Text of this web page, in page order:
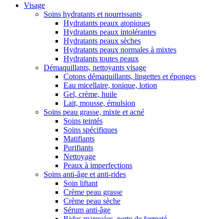
Visage
Soins hydratants et nourrissants
Hydratants peaux atopiques
Hydratants peaux intolérantes
Hydratants peaux sèches
Hydratants peaux normales à mixtes
Hydratants toutes peaux
Démaquillants, nettoyants visage
Cotons démaquillants, lingettes et éponges
Eau micellaire, tonique, lotion
Gel, crème, huile
Lait, mousse, émulsion
Soins peau grasse, mixte et acné
Soins teintés
Soins spécifiques
Matifiants
Purifiants
Nettoyage
Peaux à imperfections
Soins anti-âge et anti-rides
Soin liftant
Crème peau grasse
Crème peau sèche
Sérum anti-âge